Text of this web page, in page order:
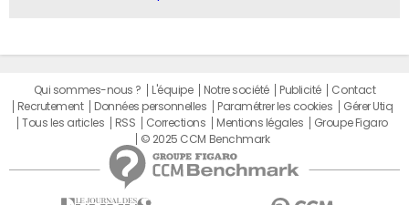
Qui sommes-nous ? L'équipe Notre société Publicité
Contact
Recrutement
Données personnelles Paramétrer les cookies
Gérer Utiq
Tous les articles
RSS Corrections Mentions légales
Groupe Figaro
© 2025 CCM Benchmark